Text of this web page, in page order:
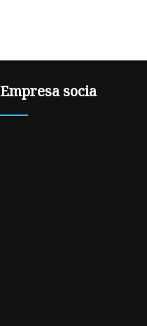
Empresa socia